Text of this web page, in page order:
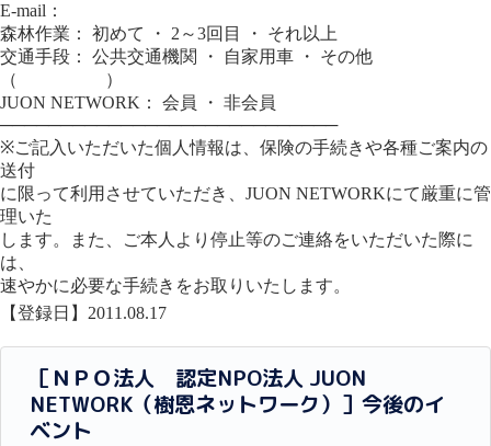
E-mail：
森林作業： 初めて ・ 2～3回目 ・ それ以上
交通手段： 公共交通機関 ・ 自家用車 ・ その他
（ ）
JUON NETWORK： 会員 ・ 非会員
────────────────────────────
※ご記入いただいた個人情報は、保険の手続きや各種ご案内の
送付
に限って利用させていただき、JUON NETWORKにて厳重に管
理いた
します。また、ご本人より停止等のご連絡をいただいた際に
は、
速やかに必要な手続きをお取りいたします。
【登録日】2011.08.17
［ＮＰＯ法人 認定NPO法人 JUON
NETWORK（樹恩ネットワーク）］今後のイ
ベント